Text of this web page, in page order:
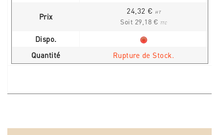
Prix
24,32 € HT
Soit 29,18 € TTC
Dispo.
Quantité
Rupture de Stock.